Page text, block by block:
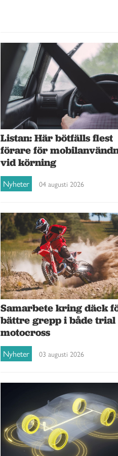
Listan: Här bötfälls flest
förare för
vid körning
Nyheter 04 augusti 2026
Samarbete kring däck
bättre grepp i både trial
motocross
Nyheter 03 augusti 2026